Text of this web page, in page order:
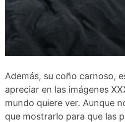
Además, su coño carnoso,
apreciar en las imágenes
mundo quiere ver. Aunque
que mostrarlo para que las